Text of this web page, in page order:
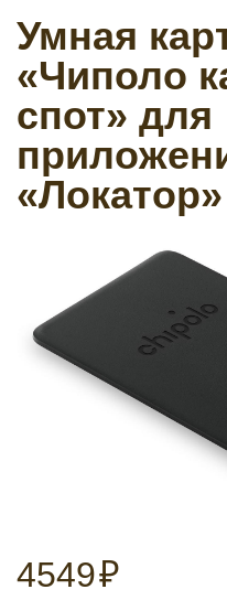
Умная
«Чиполо
спот» для
«Локатор»
4549₽